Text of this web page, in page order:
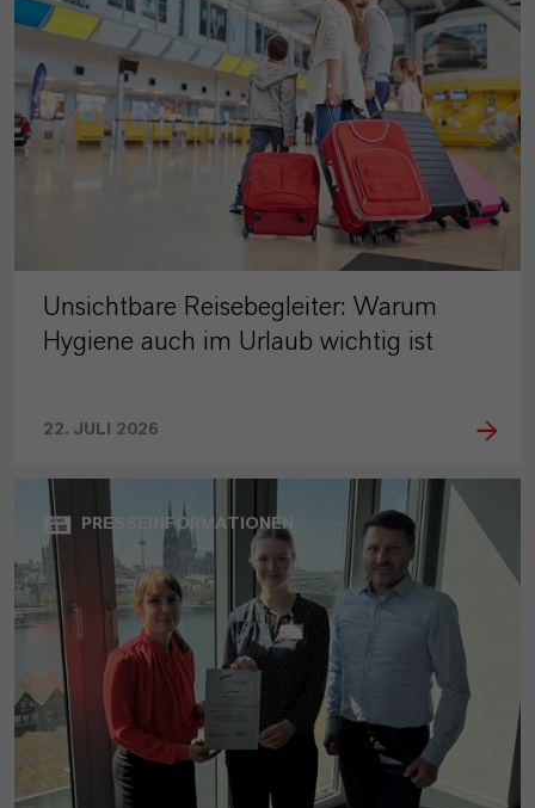
Unsichtbare Reisebegleiter: Warum
Hygiene auch im Urlaub wichtig ist
22. JULI 2026
PRESSEINFORMATIONEN